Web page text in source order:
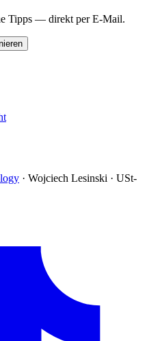
Tipps — direkt per E-Mail.
· Wojciech Lesinski · USt-